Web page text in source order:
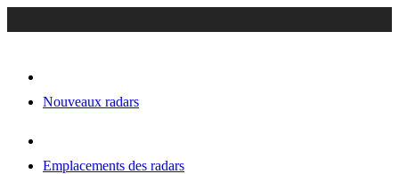
Nouveaux radars
Emplacements des radars